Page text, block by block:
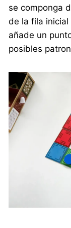
se componga
de la fila
añade un
posibles